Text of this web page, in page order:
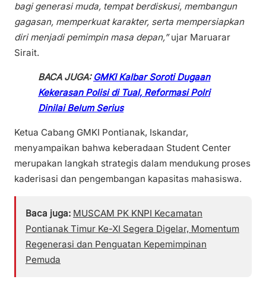
bagi generasi muda, tempat berdiskusi, membangun
gagasan, memperkuat karakter, serta mempersiapkan
diri menjadi pemimpin masa depan,”ujar Maruarar
Sirait.
BACA JUGA: GMKI Kalbar Soroti Dugaan
Kekerasan Polisi di Tual, Reformasi Polri
Dinilai Belum Serius
Ketua Cabang GMKI Pontianak, Iskandar,
menyampaikan bahwa keberadaan Student Center
merupakan langkah strategis dalam mendukung proses
kaderisasi dan pengembangan kapasitas mahasiswa.
Baca juga: MUSCAM PK KNPI Kecamatan
Pontianak Timur Ke-XI Segera Digelar, Momentum
Regenerasi dan Penguatan Kepemimpinan
Pemuda